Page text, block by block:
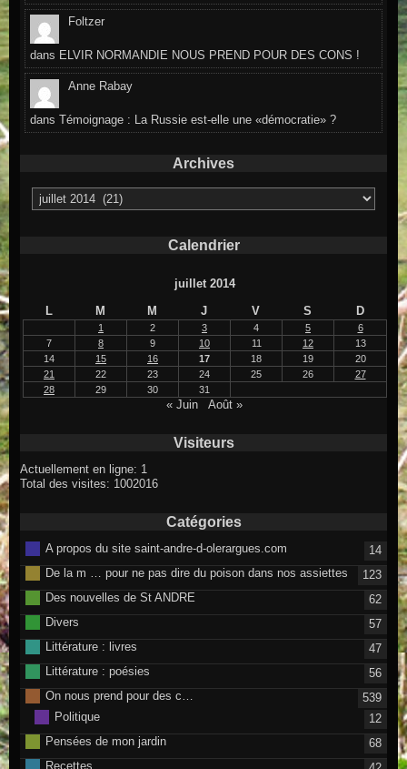
Foltzer
dans ELVIR NORMANDIE NOUS PREND POUR DES CONS !
Anne Rabay
dansTémoignage : La Russie est-elle une «démocratie» ?
Archives
Archives
Calendrier
juillet 2014
L
M M J V S D
1 2 3 4 5
6
7
8 9 10 11 12
13
14
15 16 17 18 19
20
21
22 23 24 25 26
27
28
29 30 31
« Juin Août »
Visiteurs
Actuellement en ligne: 1
Total des visites: 1002016
Catégories
A propos du site saint-andre-d-olerargues.com
14
De la m … pour ne pas dire du poison dans nos assiettes
123
Des nouvelles de St ANDRE
62
Divers
57
Littérature : livres
47
Littérature : poésies
56
On nous prend pour des c…
539
Politique
12
Pensées de mon jardin
68
Recettes